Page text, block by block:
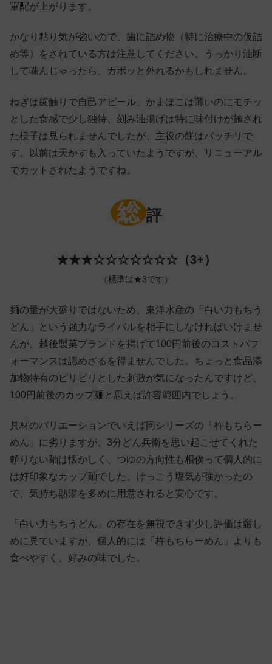
軍配が上がります。
かなり粘り気が強いので、歯に詰め物（特に治療中の仮詰
め等）をされている方は注意してください。うっかり油断
して噛んじゃったら、カポッと外れるかもしれません。
ねぎは歯触りで自己アピール、かまぼこは薄いのにモチッ
とした食感で少し独特、刻み油揚げは特に味付けが施され
た様子は見られませんでしたが、主役の餅はバッチリで
す。以前は天かすも入っていたようですが、リニューアル
でカットされたようですね。
総 評
★★★☆☆☆☆☆☆☆（3+）
（標準は★3です）
麺の量が大盛りではないため、東洋水産の「白い力もちう
どん」という強力なライバルを相手にしなければいけませ
んが、越後製菓ブランドを掲げて100円前後のコストパフ
ォーマンスは認めざるを得ませんでした。ちょっと食品添
加物特有のピリピリとした刺激が気になったんですけど、
100円前後のカップ麺と思えば許容範囲内でしょう。
具材のバリエーションでいえば同シリーズの「杵もちらー
めん」に劣りますが、3分どん兵衛を思い起こせてくれた
頼りない麺は懐かしく、つゆの方向性も相俟って個人的に
は好印象なカップ麺でした。けっこう塩気が強かったの
で、気持ち熱湯を多めに用意されると安心です。
「白い力もちうどん」の存在を無視できず少し評価は厳し
めに見ていますが、個人的には「杵もちらーめん」よりも
食べやすく、好みの味でした。